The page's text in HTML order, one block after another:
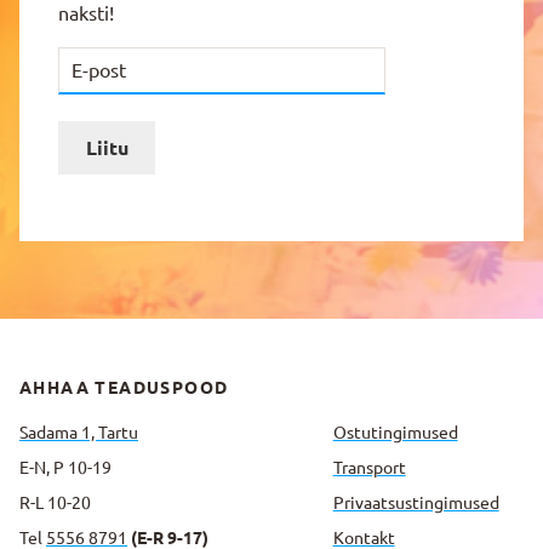
naksti!
Liitu
AHHAA TEADUSPOOD
Sadama 1, Tartu
E-N, P 10-19
R-L 10-20
Tel 5556 8791 (E-R 9-17)
Ostutingimused
Transport
Privaatsus­tingimused
Kontakt